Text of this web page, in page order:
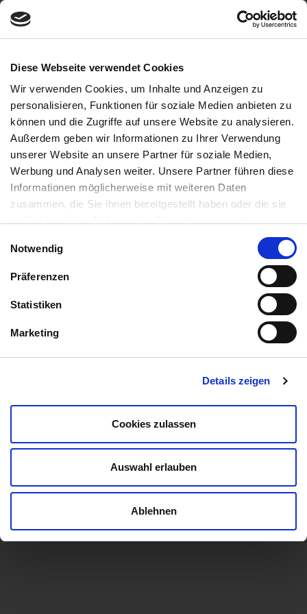
Diese Webseite verwendet Cookies
Wir verwenden Cookies, um Inhalte und Anzeigen zu
personalisieren, Funktionen für soziale Medien anbieten zu
können und die Zugriffe auf unsere Website zu analysieren.
Außerdem geben wir Informationen zu Ihrer Verwendung
unserer Website an unsere Partner für soziale Medien,
Werbung und Analysen weiter. Unsere Partner führen diese
Informationen möglicherweise mit weiteren Daten
zusammen, die Sie ihnen bereitgestellt haben oder die sie
haben. Sie können jederzeit die Cookie-Einstellungen
widerrufen oder ändern:
. Es befindet
sich auch ein Link in der Fußzeile zu den Einstellungen der
Cookies um diese jederzeit widerrufen oder ändern zu
können.
Notwendig
Präferenzen
Statistiken
Marketing
Details zeigen
Cookies zulassen
Auswahl erlauben
Ablehnen
​Louis Weidenkopf
Louis Weidenkopf ist klinischer Psycho-Neuro-
Krankheitsgeschichte brachte ihn dazu, sich damit
auseinanderzusetzen wie Psyche und Körper in
Beziehung zueinander stehen und gegenseitig
Symptome verbessern aber auch verschlechtern
können.